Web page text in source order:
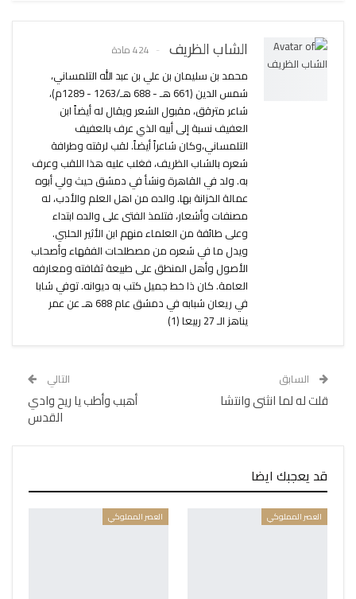
الشاب الظريف 424 مادة
محمد بن سليمان بن علي بن عبد الله التلمساني،
شمس الدين (661 هـ - 688 هـ/1263 - 1289م)،
شاعر مترقق، مقبول الشعر ويقال له أيضاً ابن
العفيف نسبة إلى أبيه الذي عرف بالعفيف
التلمساني،وكان شاعراً أيضاً. لقب لرقته وطرافة
شعره بالشاب الظريف، فغلب عليه هذا اللقب وعرف
به. ولد في القاهرة ونشأ في دمشق حيث ولي أبوه
عمالة الخزانة بها. والده من اهل العلم والأدب، له
مصنفات وأشعار، فتلمذ الفتى على والده ابتداء
وعلى طائفة من العلماء منهم ابن الأثير الحلبي.
ويدل ما في شعره من مصطلحات الفقهاء وأصحاب
الأصول وأهل المنطق على طبيعة ثقافته ومعارفه
العامة. كان ذا خط جميل كتب به ديوانه. توفي شابا
في ريعان شبابه في دمشق عام 688 هـ عن عمر
يناهز الـ 27 ربيعا (1)
السابق
قلت له لما انثنى وانتشا
التالي
أهبب وأطب يا ريح وادي
القدس
قد يعجبك ايضا
العصر المملوكي العصر المملوكي